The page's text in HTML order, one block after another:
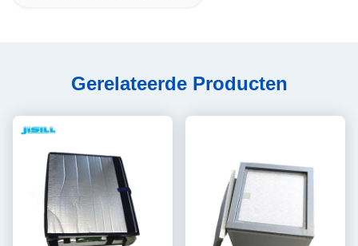
Gerelateerde Producten